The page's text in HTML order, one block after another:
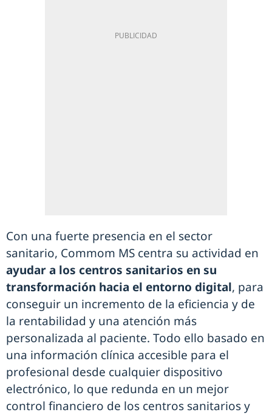
Con una fuerte presencia en el sector
sanitario, Commom MS centra su actividad en
ayudar a los centros sanitarios en su
transformación hacia el entorno digital, para
conseguir un incremento de la eficiencia y de
la rentabilidad y una atención más
personalizada al paciente. Todo ello basado en
una información clínica accesible para el
profesional desde cualquier dispositivo
electrónico, lo que redunda en un mejor
control financiero de los centros sanitarios y